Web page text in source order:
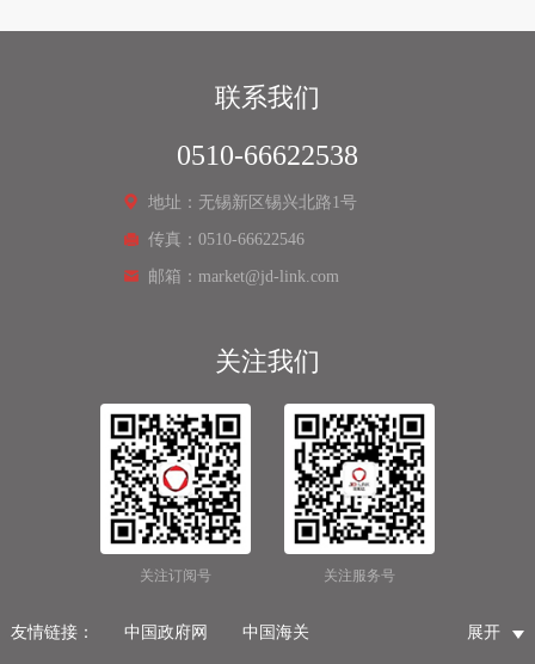
联系我们
0510-66622538
地址：无锡新区锡兴北路1号
传真：0510-66622546
邮箱：market@jd-link.com
关注我们
关注订阅号 关注服务号
友情链接： 展开
中国政府网
中国海关